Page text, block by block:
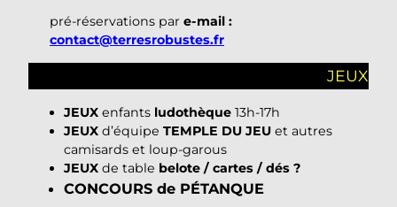
pré-réservations par e-mail :
contact@terresrobustes.fr
JEUX
JEUX enfants ludothèque 13h-17h
JEUX d’équipe TEMPLE DU JEU et autres
camisards et loup-garous
JEUX de table belote / cartes / dés ?
CONCOURS de PÉTANQUE